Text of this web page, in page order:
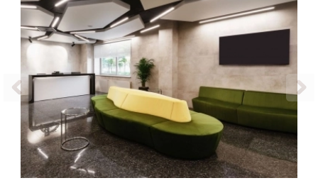
Добавить в избранное